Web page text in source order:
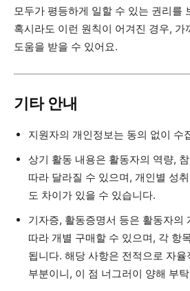
모두가 평등하게 일할 수 있는 권리를
혹시라도 이런 원칙이 어겨진 경우,
도움을 받을 수 있어요.
기타 안내
지원자의 개인정보는 동의 없이 수
상기 활동 내용은 활동자의 역량,
따라 달라질 수 있으며, 개인별 성
도 차이가 있을 수 있습니다.
기자증, 활동증명서 등은 활동자의
따라 개별 구매할 수 있으며, 각 항
됩니다. 해당 사항은 전적으로 자
부분이니, 이 점 너그러이 양해 부